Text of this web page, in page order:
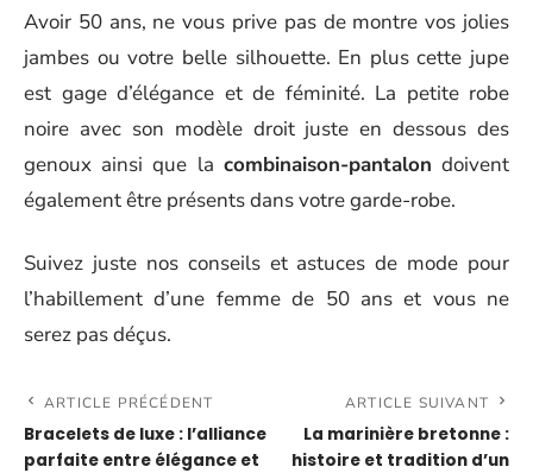
Avoir 50 ans, ne vous prive pas de montre vos jolies
jambes ou votre belle silhouette. En plus cette jupe
est gage d’élégance et de féminité. La petite robe
noire avec son modèle droit juste en dessous des
genoux ainsi que la combinaison-pantalon doivent
également être présents dans votre garde-robe.
Suivez juste nos conseils et astuces de mode pour
l’habillement d’une femme de 50 ans et vous ne
serez pas déçus.
ARTICLE PRÉCÉDENT
Bracelets de luxe : l’alliance
parfaite entre élégance et
ARTICLE SUIVANT
La marinière bretonne :
histoire et tradition d’un